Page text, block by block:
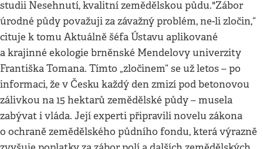
studii Nesehnutí, kvalitní zemědělskou půdu."Zábor
úrodné půdy považuji za závažný problém, ne-li zločin,“
cituje k tomu Aktuálně šéfa Ústavu aplikované
a krajinné ekologie brněnské Mendelovy univerzity
Františka Tomana. Tímto „zločinem“ se už letos – po
informaci, že v Česku každý den zmizí pod betonovou
zálivkou na 15 hektarů zemědělské půdy – musela
zabývat i vláda. Její experti připravili novelu zákona
o ochraně zemědělského půdního fondu, která výrazně